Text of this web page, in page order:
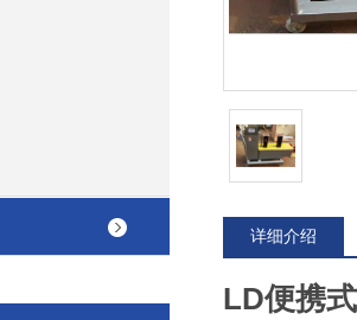
详细介绍
LD便携